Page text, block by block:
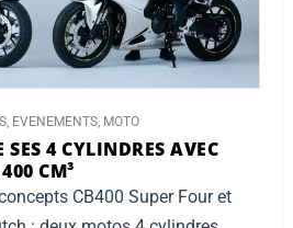
, EVENEMENTS, MOTO
4 CYLINDRES AVEC
CM³
CB400 Super Four et